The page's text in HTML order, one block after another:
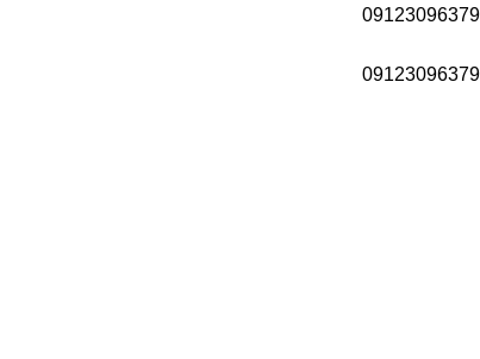
09123096379
09123096379